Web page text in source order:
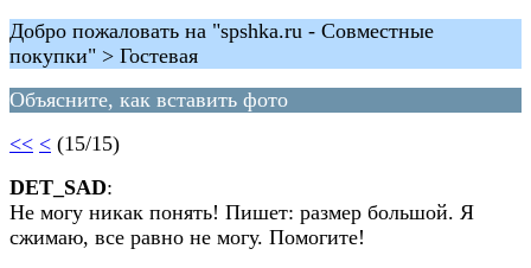
Добро пожаловать на "spshka.ru - Совместные
покупки" > Гостевая
Объясните, как вставить фото
<< < (15/15)
DET_SAD:
Не могу никак понять! Пишет: размер большой. Я
сжимаю, все равно не могу. Помогите!